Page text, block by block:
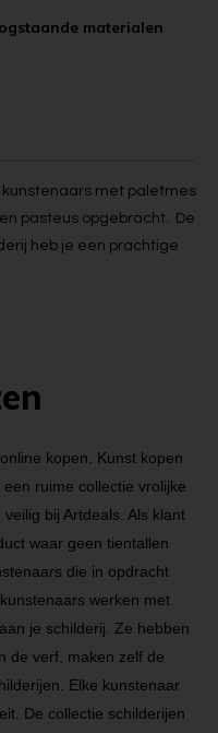
materialen
kunstenaars met paletmes
pasteus opgebracht. De
heb je een prachtige
kopen. Kunst kopen
ruime collectie vrolijke
bij Artdeals. Als klant
waar geen tientallen
die in opdracht
werken met
je schilderij. Ze hebben
de verf, maken zelf de
Elke kunstenaar
De collectie schilderijen